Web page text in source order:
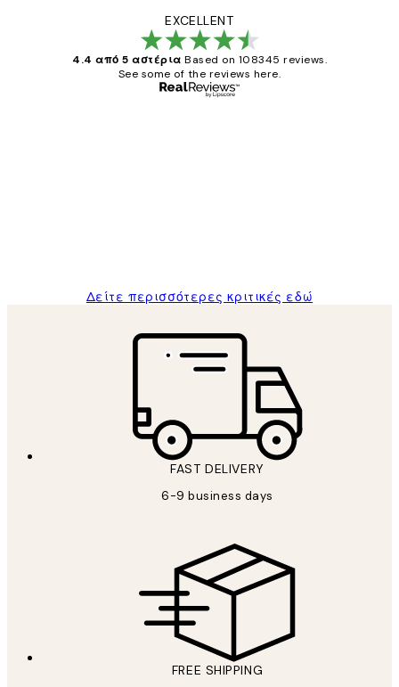
EXCELLENT
4.4 από 5 αστέρια Based on 108345 reviews.
See some of the reviews here.
Δείτε περισσότερες κριτικές εδώ
FAST DELIVERY
6-9 business days
FREE SHIPPING